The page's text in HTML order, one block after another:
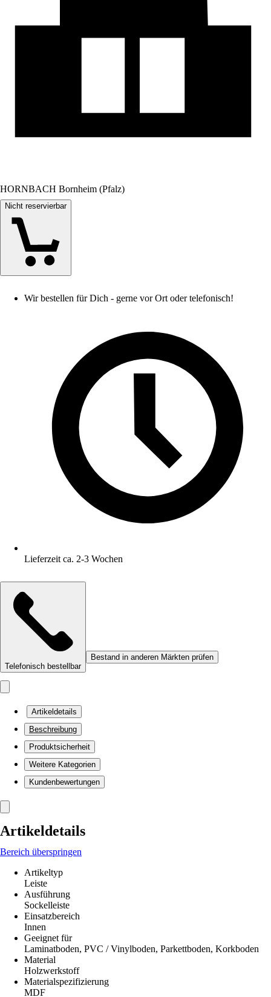
HORNBACH Bornheim (Pfalz)
Nicht reservierbar
Wir bestellen für Dich - gerne vor Ort oder telefonisch!
Lieferzeit ca. 2-3 Wochen
Telefonisch bestellbar
Bestand in anderen Märkten prüfen
Artikeldetails
Beschreibung
Produktsicherheit
Weitere Kategorien
Kundenbewertungen
Artikeldetails
Bereich überspringen
Artikeltyp
Leiste
Ausführung
Sockelleiste
Einsatzbereich
Innen
Geeignet für
Laminatboden, PVC / Vinylboden, Parkettboden, Korkboden
Material
Holzwerkstoff
Materialspezifizierung
MDF